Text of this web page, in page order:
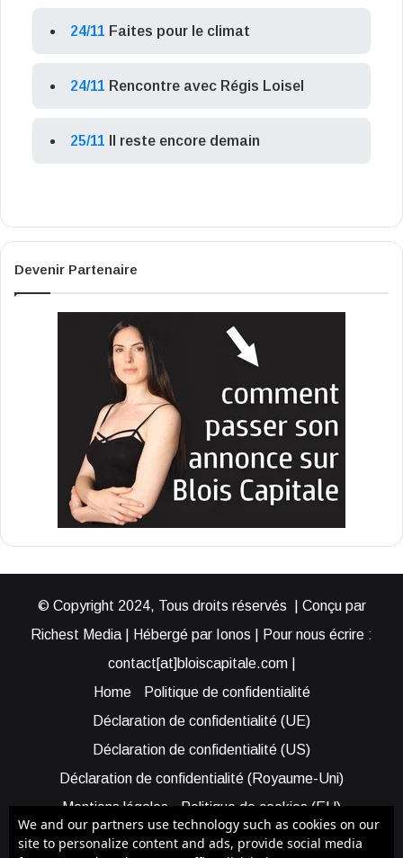
24/11 Faites pour le climat
24/11 Rencontre avec Régis Loisel
25/11 Il reste encore demain
Devenir Partenaire
© Copyright 2024, Tous droits réservés | Conçu par
Richest Media | Hébergé par Ionos | Pour nous écrire :
contact[at]bloiscapitale.com |
Home
Politique de confidentialité
Déclaration de confidentialité (UE)
Déclaration de confidentialité (US)
Déclaration de confidentialité (Royaume-Uni)
Mentions légales
Politique de cookies (EU)
Cookie Policy (AUS)
Cookie Policy (US)
We and our partners use technology such as cookies on our
site to personalize content and ads, provide social media